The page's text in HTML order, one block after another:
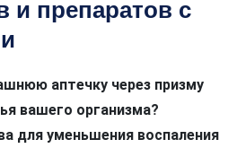
и препаратов с
аптечку через призму
вашего организма?
для уменьшения воспаления